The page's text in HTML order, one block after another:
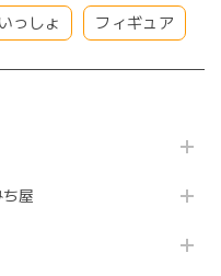
っしょ フィギュア
ち屋